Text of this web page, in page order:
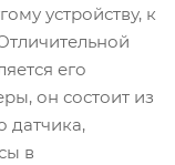
устройству, к
его
он состоит из
датчика,
в